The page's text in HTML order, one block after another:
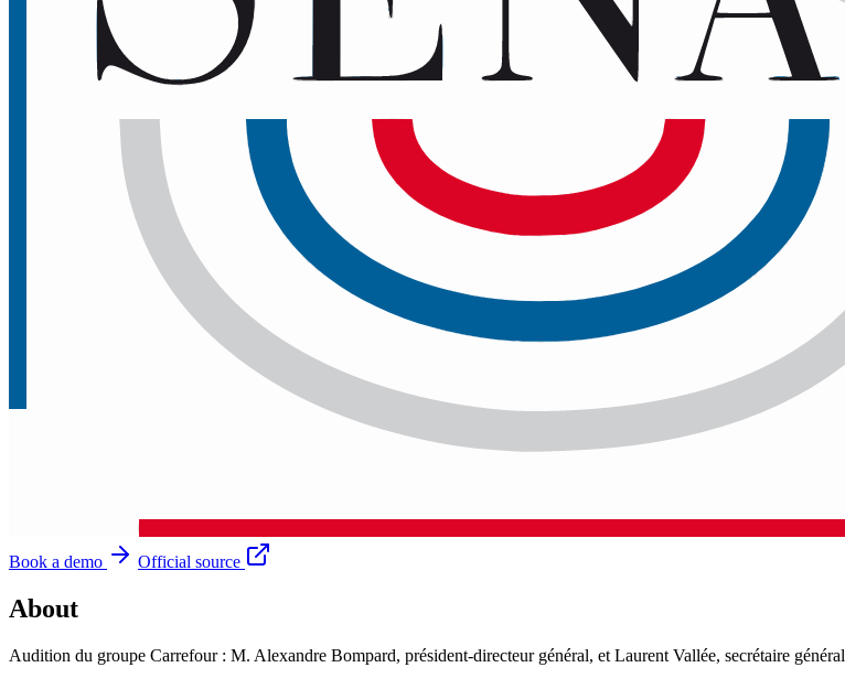
Book a demo
Official source
About
Audition du groupe Carrefour : M. Alexandre Bompard, président-directeur général, et Laurent Vallée, secrétaire général